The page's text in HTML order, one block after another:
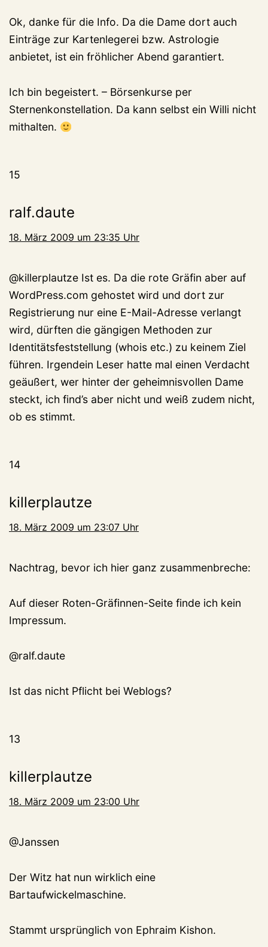
Ok, danke für die Info. Da die Dame dort auch
Einträge zur Kartenlegerei bzw. Astrologie
anbietet, ist ein fröhlicher Abend garantiert.
Ich bin begeistert. – Börsenkurse per
Sternenkonstellation. Da kann selbst ein Willi nicht
mithalten.
15
ralf.daute
18. März 2009 um 23:35 Uhr
@killerplautze Ist es. Da die rote Gräfin aber auf
WordPress.com gehostet wird und dort zur
Registrierung nur eine E-Mail-Adresse verlangt
wird, dürften die gängigen Methoden zur
Identitätsfeststellung (whois etc.) zu keinem Ziel
führen. Irgendein Leser hatte mal einen Verdacht
geäußert, wer hinter der geheimnisvollen Dame
steckt, ich find’s aber nicht und weiß zudem nicht,
ob es stimmt.
14
killerplautze
18. März 2009 um 23:07 Uhr
Nachtrag, bevor ich hier ganz zusammenbreche:
Auf dieser Roten-Gräfinnen-Seite finde ich kein
Impressum.
@ralf.daute
Ist das nicht Pflicht bei Weblogs?
13
killerplautze
18. März 2009 um 23:00 Uhr
@Janssen
Der Witz hat nun wirklich eine
Bartaufwickelmaschine.
Stammt ursprünglich von Ephraim Kishon.